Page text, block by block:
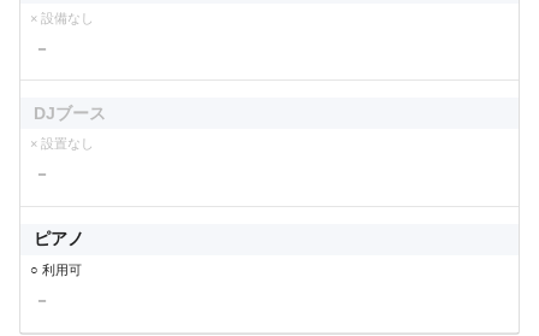
× 設備なし
－
DJブース
× 設置なし
－
ピアノ
○ 利用可
－